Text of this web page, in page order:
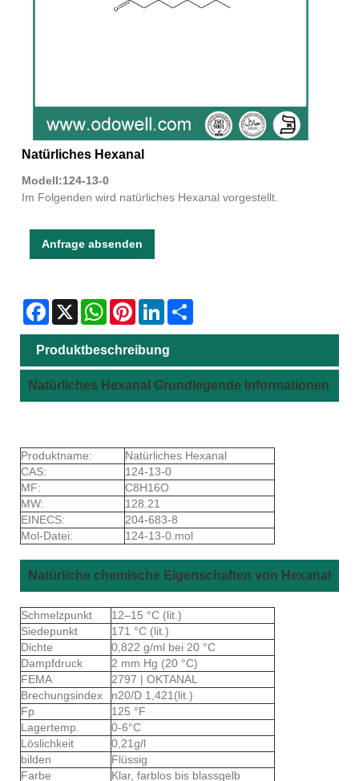
Natürliches Hexanal
Modell:124-13-0
Im Folgenden wird natürliches Hexanal vorgestellt.
Anfrage absenden
Facebook
X WhatsAppPinterestLinkedIn
Produktbeschreibung
Natürliches Hexanal Grundlegende Informationen
Produktname:
Natürliches Hexanal
CAS:
124-13-0
MF:
C8H16O
MW:
128.21
EINECS:
204-683-8
Mol-Datei:
124-13-0.mol
Natürliche chemische Eigenschaften von Hexanal
Schmelzpunkt
12–15 °C (lit.)
Siedepunkt
171 °C (lit.)
Dichte
0,822 g/ml bei 20 °C
Dampfdruck
2 mm Hg (20 °C)
FEMA
2797 | OKTANAL
Brechungsindex
n20/D 1,421(lit.)
Fp
125 °F
Lagertemp.
0-6°C
Löslichkeit
0,21g/l
bilden
Flüssig
Farbe
Klar, farblos bis blassgelb